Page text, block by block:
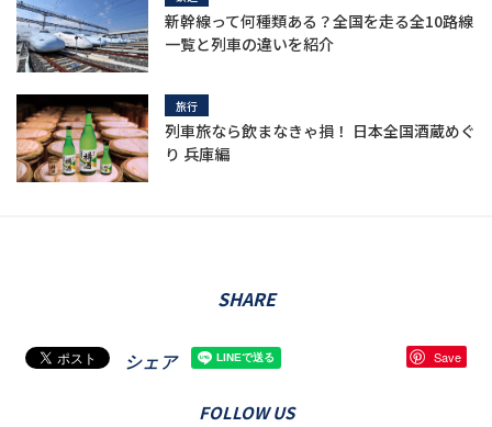
新幹線って何種類ある？全国を走る全10路線
一覧と列車の違いを紹介
旅行
列車旅なら飲まなきゃ損！ 日本全国酒蔵めぐ
り 兵庫編
SHARE
シェア Save
FOLLOW US